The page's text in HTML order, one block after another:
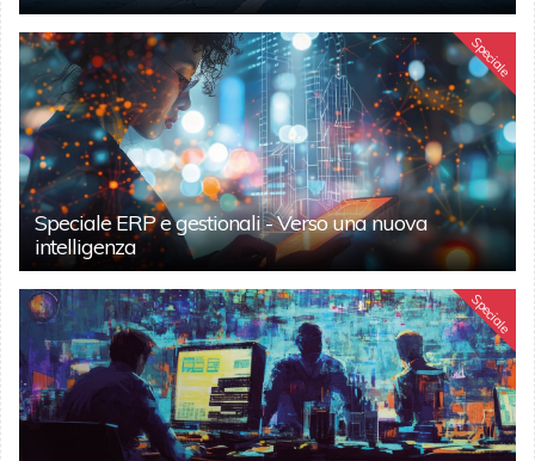
Speciale
Speciale ERP e gestionali - Verso una nuova
intelligenza
Speciale